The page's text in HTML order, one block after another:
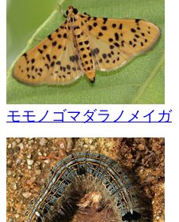
モモノゴマダラノメイガ